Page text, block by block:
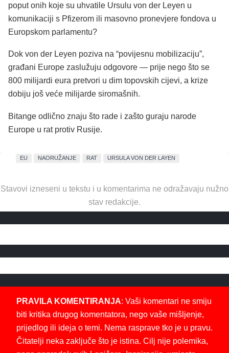
poput onih koje su uhvatile Ursulu von der Leyen u
komunikaciji s Pfizerom ili masovno pronevjere fondova u
Europskom parlamentu?
Dok von der Leyen poziva na “povijesnu mobilizaciju”,
građani Europe zaslužuju odgovore — prije nego što se
800 milijardi eura pretvori u dim topovskih cijevi, a krize
dobiju još veće milijarde siromašnih.
Bitange odlično znaju što rade i zašto guraju narode
Europe u rat protiv Rusije.
EU NAORUŽANJE RAT URSULA VON DER LAYEN
Stavovi izneseni u tekstu i u komentarima ne odražavaju nužno
stav redakcije.
PRAVILA KOMENTIRANJA: Vaši komentari ne smiju
biti kritika drugog komentatora, nego vaše mišljenje,
prijedlog ili ideja o temi. Nema rasprave tko je u pravu.
Čitatelji neka zaključe što je istina. Cilj nije polemika,